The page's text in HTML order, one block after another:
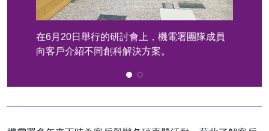
在6月20日舉行的研討會上，機電署團隊成員
向客戶介紹不同創科解決方案。